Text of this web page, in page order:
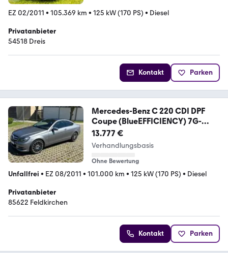
EZ 02/2011 • 105.369 km • 125 kW (170 PS) • Diesel
Privatanbieter
54518 Dreis
Kontakt Parken
Mercedes-Benz C 220 CDI DPF
Coupe (BlueEFFICIENCY) 7G-
TRONIC
13.777 €
Verhandlungsbasis
Ohne Bewertung
Unfallfrei • EZ 08/2011 • 101.000 km • 125 kW (170 PS) • Diesel
Privatanbieter
85622 Feldkirchen
Kontakt Parken